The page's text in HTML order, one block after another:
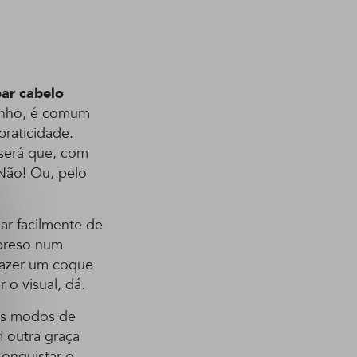
cabelo
é comum
que, com
Ou, pelo
facilmente de
num
um coque
o visual, dá.
modos de
outra graça